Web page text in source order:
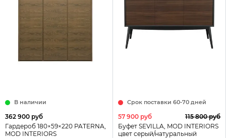
В наличии
362 900 руб
Гардероб 180×59×220 PATERNA,
MOD INTERIORS
Срок поставки 60-70 дней
57 900 руб
115 800 руб
Буфет SEVILLA, MOD INTERIORS
цвет серый/натуральный